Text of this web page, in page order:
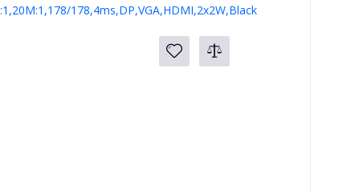
178,4ms,DP,VGA,HDMI,2x2W,Black